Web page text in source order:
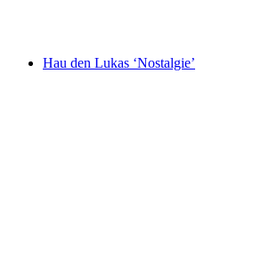
Hau den Lukas ‘Nostalgie’